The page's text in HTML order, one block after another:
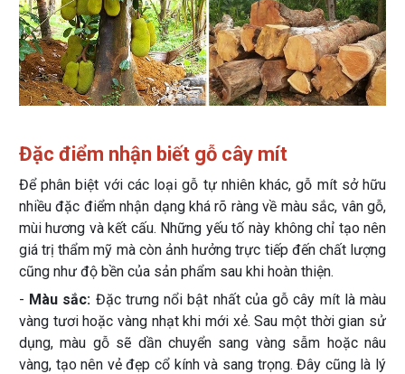
Đặc điểm nhận biết gỗ cây mít
Để phân biệt với các loại gỗ tự nhiên khác, gỗ mít sở hữu
nhiều đặc điểm nhận dạng khá rõ ràng về màu sắc, vân gỗ,
mùi hương và kết cấu. Những yếu tố này không chỉ tạo nên
giá trị thẩm mỹ mà còn ảnh hưởng trực tiếp đến chất lượng
cũng như độ bền của sản phẩm sau khi hoàn thiện.
- Màu sắc: Đặc trưng nổi bật nhất của gỗ cây mít là màu
vàng tươi hoặc vàng nhạt khi mới xẻ. Sau một thời gian sử
dụng, màu gỗ sẽ dần chuyển sang vàng sẫm hoặc nâu
vàng, tạo nên vẻ đẹp cổ kính và sang trọng. Đây cũng là lý